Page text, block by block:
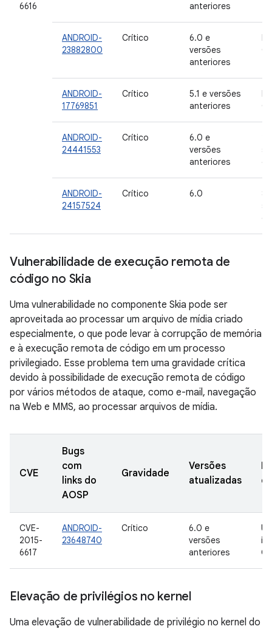
6616
anteriores
ANDROID-
23882800
Crítico
6.0 e
versões
anteriores
ANDROID-
17769851
Crítico
5.1 e versões
anteriores
ANDROID-
24441553
Crítico
6.0 e
versões
anteriores
ANDROID-
24157524
Crítico 6.0
8
Vulnerabilidade de execução remota de
código no Skia
Uma vulnerabilidade no componente Skia pode ser
aproveitada ao processar um arquivo de mídia criado
especialmente, o que pode levar à corrupção de memória
e à execução remota de código em um processo
privilegiado. Esse problema tem uma gravidade crítica
devido à possibilidade de execução remota de código
por vários métodos de ataque, como e-mail, navegação
na Web e MMS, ao processar arquivos de mídia.
CVE
Bugs
com
links do
AOSP
Gravidade
Versões
atualizadas
CVE-
2015-
6617
ANDROID-
23648740
Crítico
6.0 e
versões
anteriores
Elevação de privilégios no kernel
Uma elevação de vulnerabilidade de privilégio no kernel do